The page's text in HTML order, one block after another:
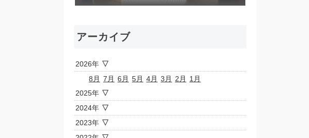
アーカイブ
2026年
8月 7月 6月 5月 4月 3月 2月
1月
2025年
2024年
2023年